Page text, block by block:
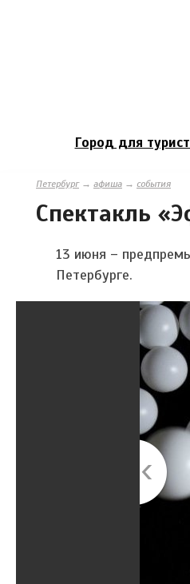
Город для
Петербург→ афиша → события
Спектакль
13 июня –
Петербурге.